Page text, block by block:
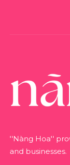
''Nàng Hoa''
and businesses.